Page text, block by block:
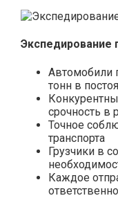
Экспедирование
Автомобили
тонн в
срочность в
Точное
транспорта
Грузчики в
Каждое